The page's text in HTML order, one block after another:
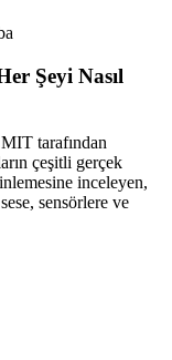
Şeyi Nasıl
tarafından
çeşitli gerçek
inceleyen,
sensörlere ve